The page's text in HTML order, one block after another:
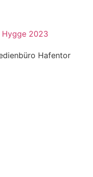
2023
Hafentor